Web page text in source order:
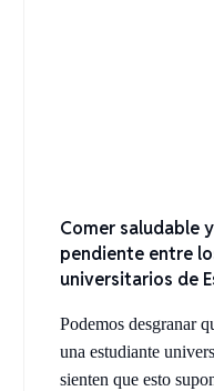
Comer saludable
pendiente entre
universitarios de
Podemos desgranar
una estudiante
sienten que esto